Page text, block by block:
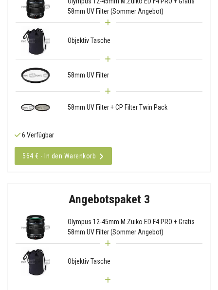
58mm UV Filter (Sommer Angebot)
Objektiv Tasche
58mm UV Filter
58mm UV Filter + CP Filter Twin Pack
6 Verfügbar
564 € - In den Warenkorb
Angebotspaket 3
Olympus 12-45mm M.Zuiko ED F4 PRO + Gratis
58mm UV Filter (Sommer Angebot)
Objektiv Tasche